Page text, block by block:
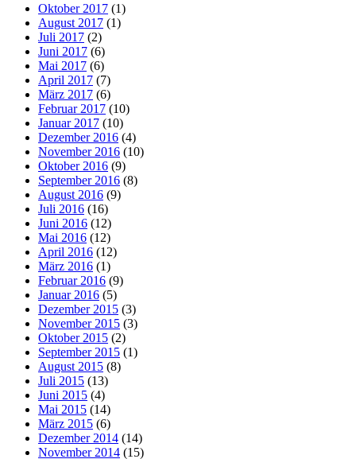
Oktober 2017 (1)
August 2017 (1)
Juli 2017 (2)
Juni 2017 (6)
Mai 2017 (6)
April 2017 (7)
März 2017 (6)
Februar 2017 (10)
Januar 2017 (10)
Dezember 2016 (4)
November 2016 (10)
Oktober 2016 (9)
September 2016 (8)
August 2016 (9)
Juli 2016 (16)
Juni 2016 (12)
Mai 2016 (12)
April 2016 (12)
März 2016 (1)
Februar 2016 (9)
Januar 2016 (5)
Dezember 2015 (3)
November 2015 (3)
Oktober 2015 (2)
September 2015 (1)
August 2015 (8)
Juli 2015 (13)
Juni 2015 (4)
Mai 2015 (14)
März 2015 (6)
Dezember 2014 (14)
November 2014 (15)